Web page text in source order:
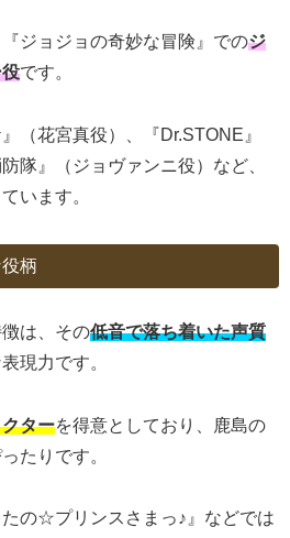
ジョジョの奇妙な冒険』でのジ
です。
（花宮真役）、『Dr.STONE』
隊』（ジョヴァンニ役）など、
います。
柄
は、その低音で落ち着いた声質
現力です。
ターを得意としており、鹿島の
たりです。
の☆プリンスさまっ♪』などでは